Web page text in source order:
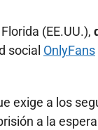
(EE.UU.),
social OnlyFans
exige a los
a la